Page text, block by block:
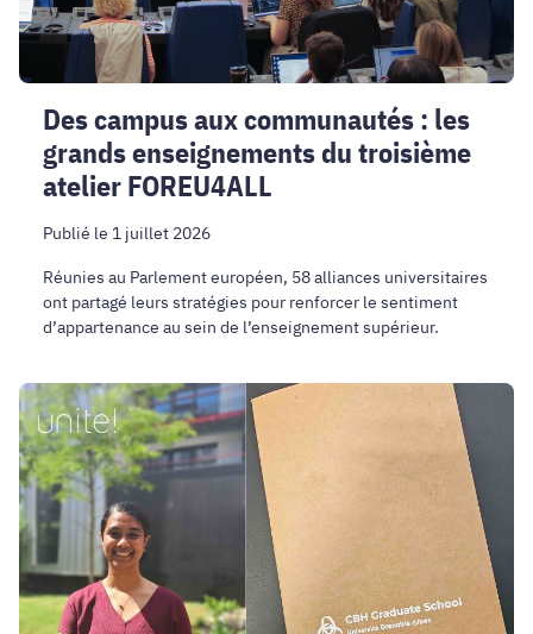
du
troisième
FOREU4ALL
Des campus aux communautés : les
grands enseignements du troisième
atelier FOREU4ALL
Publié le 1 juillet 2026
Réunies au Parlement européen, 58 alliances universitaires
ont partagé leurs stratégies pour renforcer le sentiment
d’appartenance au sein de l’enseignement supérieur.
Une
science
qui
traverse
les
frontières